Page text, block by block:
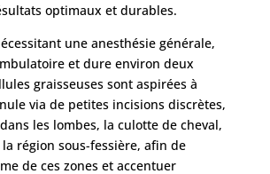
optimaux et durables.
une anesthésie générale,
et dure environ deux
graisseuses sont aspirées à
via de petites incisions discrètes,
les lombes, la culotte de cheval,
région sous-fessière, afin de
de ces zones et accentuer